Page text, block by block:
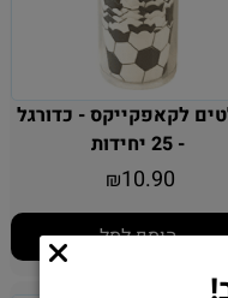
לקאפקייקס - כדורגל
- 25 יחידות
₪10.90
הוסף לסל